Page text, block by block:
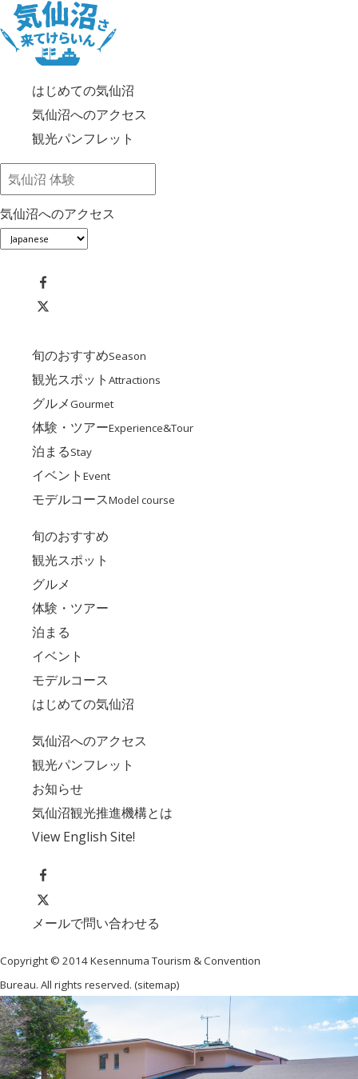
はじめての気仙沼
気仙沼へのアクセス
観光パンフレット
気仙沼へのアクセス
旬のおすすめSeason
観光スポット Attractions
グルメGourmet
体験・ツアーExperience&Tour
泊まるStay
イベント Event
モデルコースModel course
旬のおすすめ
観光スポット
グルメ
体験・ツアー
泊まる
イベント
モデルコース
はじめての気仙沼
気仙沼へのアクセス
観光パンフレット
お知らせ
気仙沼観光推進機構とは
View English Site!
メールで問い合わせる
Copyright © 2014 Kesennuma Tourism & Convention
Bureau. All rights reserved. (sitemap)